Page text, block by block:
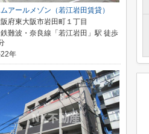
アールメゾン（若江岩田賃貸）
府東大阪市岩田町１丁目
難波・奈良線「若江岩田」駅 徒歩
年